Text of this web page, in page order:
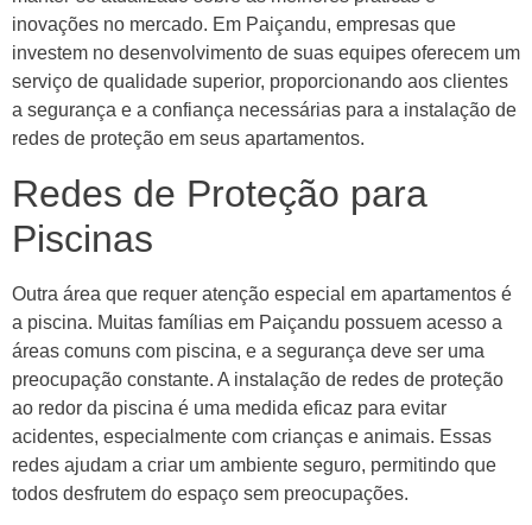
inovações no mercado. Em Paiçandu, empresas que
investem no desenvolvimento de suas equipes oferecem um
serviço de qualidade superior, proporcionando aos clientes
a segurança e a confiança necessárias para a instalação de
redes de proteção em seus apartamentos.
Redes de Proteção para
Piscinas
Outra área que requer atenção especial em apartamentos é
a piscina. Muitas famílias em Paiçandu possuem acesso a
áreas comuns com piscina, e a segurança deve ser uma
preocupação constante. A instalação de redes de proteção
ao redor da piscina é uma medida eficaz para evitar
acidentes, especialmente com crianças e animais. Essas
redes ajudam a criar um ambiente seguro, permitindo que
todos desfrutem do espaço sem preocupações.